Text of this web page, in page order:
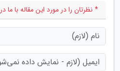
* نظرتان را در مورد این مقاله با ما